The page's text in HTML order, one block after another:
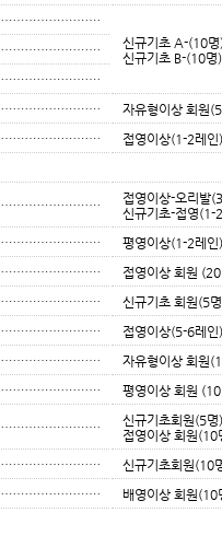
신규기초 A-(10명
신규기초 B-(10명
자유형이상 회원
접영이상(1-2레
접영이상-오리발
신규기초-접영(1-
평영이상(1-2레
접영이상 회원
신규기초 회원(5
접영이상(5-6레
자유형이상 회원
평영이상 회원
신규기초회원(5명
접영이상 회원(10
신규기초회원(10
배영이상 회원(10